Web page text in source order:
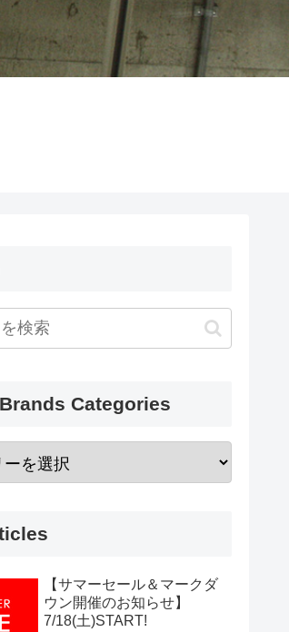
Categories
【サマーセール＆マークダ
ウン開催のお知らせ】
7/18(土)START!